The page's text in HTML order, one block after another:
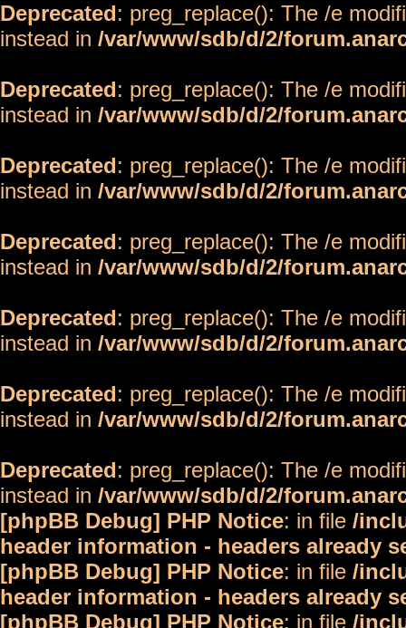
Deprecated: preg_replace(): The /e
instead in /var/www/sdb/d/2/
Deprecated: preg_replace(): The /e
instead in /var/www/sdb/d/2/
Deprecated: preg_replace(): The /e
instead in /var/www/sdb/d/2/
Deprecated: preg_replace(): The /e
instead in /var/www/sdb/d/2/
Deprecated: preg_replace(): The /e
instead in /var/www/sdb/d/2/
Deprecated: preg_replace(): The /e
instead in /var/www/sdb/d/2/
Deprecated: preg_replace(): The /e
instead in /var/www/sdb/d/2/
[phpBB Debug] PHP Notice: in file /
header information - headers already
[phpBB Debug] PHP Notice: in file /
header information - headers already
[phpBB Debug] PHP Notice: in file /